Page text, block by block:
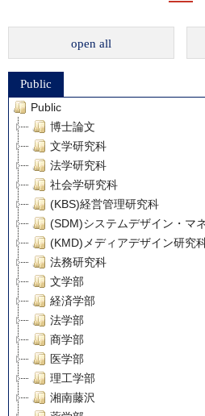
open all
Public
Public
博士論文
文学研究科
法学研究科
社会学研究科
(KBS)経営管理研究科
(SDM)システムデザイン・マ
(KMD)メディアデザイン研究
法務研究科
文学部
経済学部
法学部
商学部
医学部
理工学部
湘南藤沢